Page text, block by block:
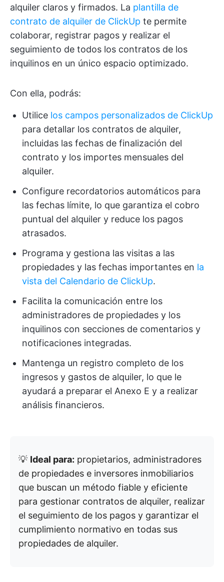
alquiler claros y firmados. La plantilla de
contrato de alquiler de ClickUp te permite
colaborar, registrar pagos y realizar el
seguimiento de todos los contratos de los
inquilinos en un único espacio optimizado.
Con ella, podrás:
Utilice los campos personalizados de ClickUp
para detallar los contratos de alquiler,
incluidas las fechas de finalización del
contrato y los importes mensuales del
alquiler.
Configure recordatorios automáticos para
las fechas límite, lo que garantiza el cobro
puntual del alquiler y reduce los pagos
atrasados.
Programa y gestiona las visitas a las
propiedades y las fechas importantes en la
vista del Calendario de ClickUp.
Facilita la comunicación entre los
administradores de propiedades y los
inquilinos con secciones de comentarios y
notificaciones integradas.
Mantenga un registro completo de los
ingresos y gastos de alquiler, lo que le
ayudará a preparar el Anexo E y a realizar
análisis financieros.
💡 Ideal para: propietarios, administradores
de propiedades e inversores inmobiliarios
que buscan un método fiable y eficiente
para gestionar contratos de alquiler, realizar
el seguimiento de los pagos y garantizar el
cumplimiento normativo en todas sus
propiedades de alquiler.